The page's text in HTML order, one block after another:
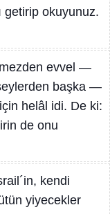
getirip okuyunuz.
evvel —
başka —
helâl idi. De ki:
de onu
kendi
yiyecekler